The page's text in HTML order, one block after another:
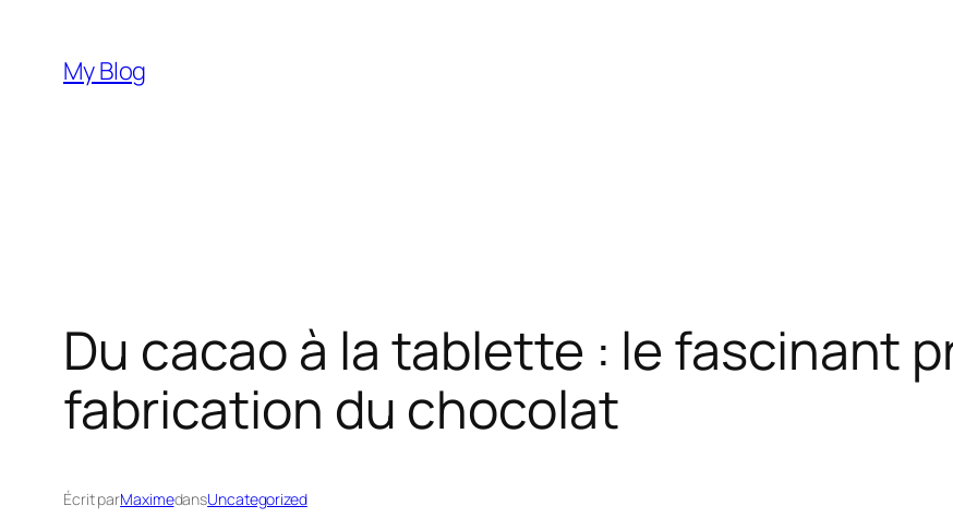
contenu
My Blog
Du cacao à la tablette : le fascinant
fabrication du chocolat
Écrit parMaximedansUncategorized